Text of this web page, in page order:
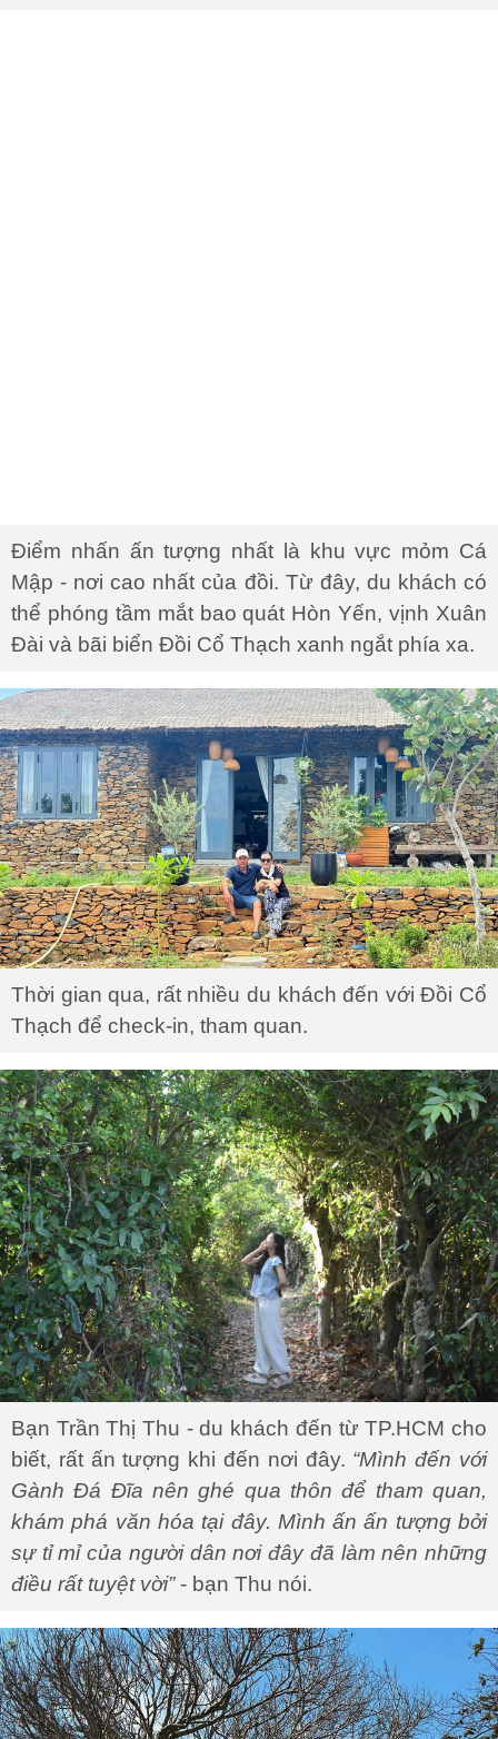
Điểm nhấn ấn tượng nhất là khu vực mỏm Cá
Mập - nơi cao nhất của đồi. Từ đây, du khách có
thể phóng tầm mắt bao quát Hòn Yến, vịnh Xuân
Đài và bãi biển Đồi Cổ Thạch xanh ngắt phía xa.
Thời gian qua, rất nhiều du khách đến với Đồi Cổ
Thạch để check-in, tham quan.
Bạn Trần Thị Thu - du khách đến từ TP.HCM cho
biết, rất ấn tượng khi đến nơi đây. “Mình đến với
Gành Đá Đĩa nên ghé qua thôn để tham quan,
khám phá văn hóa tại đây. Mình ấn ấn tượng bởi
sự tỉ mỉ của người dân nơi đây đã làm nên những
điều rất tuyệt vời”- bạn Thu nói.